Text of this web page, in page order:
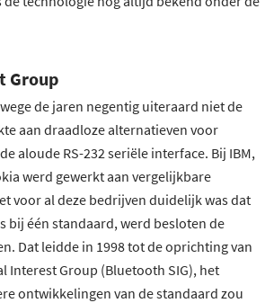
Group
de jaren negentig uiteraard niet de
aan draadloze alternatieven voor
aloude RS-232 seriële interface. Bij IBM,
werd gewerkt aan vergelijkbare
voor al deze bedrijven duidelijk was dat
bij één standaard, werd besloten de
Dat leidde in 1998 tot de oprichting van
Interest Group (Bluetooth SIG), het
ontwikkelingen van de standaard zou